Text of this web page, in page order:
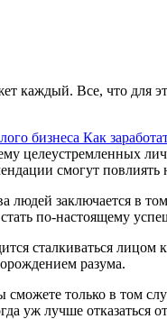
каждый. Все, что для
бизнеса Как
целеустремленных
смогут
людей заключается в
по-настоящему
сталкиваться
разума.
только в том
уж лучше отказаться